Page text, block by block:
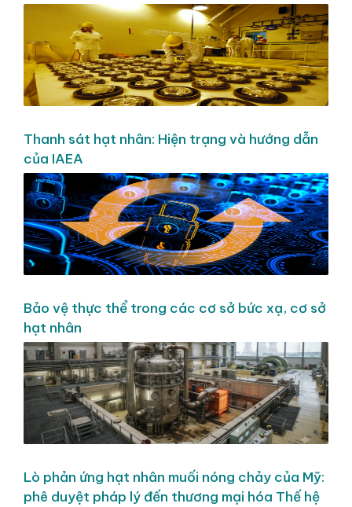
Thanh sát hạt nhân: Hiện trạng và hướng dẫn
của IAEA
Bảo vệ thực thể trong các cơ sở bức xạ, cơ sở
hạt nhân
Lò phản ứng hạt nhân muối nóng chảy của Mỹ:
phê duyệt pháp lý đến thương mại hóa Thế hệ